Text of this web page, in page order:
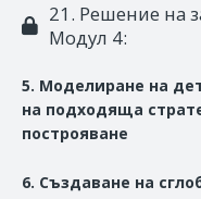
21. Решение на
Модул 4:
5. Моделиране на
на подходяща
построяване
6. Създаване на